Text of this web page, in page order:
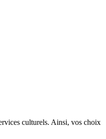
culturels. Ainsi, vos choix